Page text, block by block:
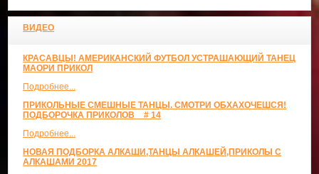
ВИДЕО
КРАСАВЦЫ! АМЕРИКАНСКИЙ ФУТБОЛ УСТРАШАЮЩИЙ ТАНЕЦ
МАОРИ ПРИКОЛ
Подробнее...
ПРИКОЛЬНЫЕ СМЕШНЫЕ ТАНЦЫ. СМОТРИ ОБХАХОЧЕШСЯ!
ПОДБОРОЧКА ПРИКОЛОВ _ # 14
Подробнее...
НОВАЯ ПОДБОРКА АЛКАШИ,ТАНЦЫ АЛКАШЕЙ,ПРИКОЛЫ С
АЛКАШАМИ 2017